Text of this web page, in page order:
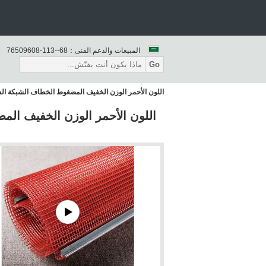
المبيعات والدعم الفنى： 86--311-80690567
Go
اللون الأحمر الوزن الخفيف المضغوط الخطاف الشبكة
اللون الأحمر الوزن الخفيف